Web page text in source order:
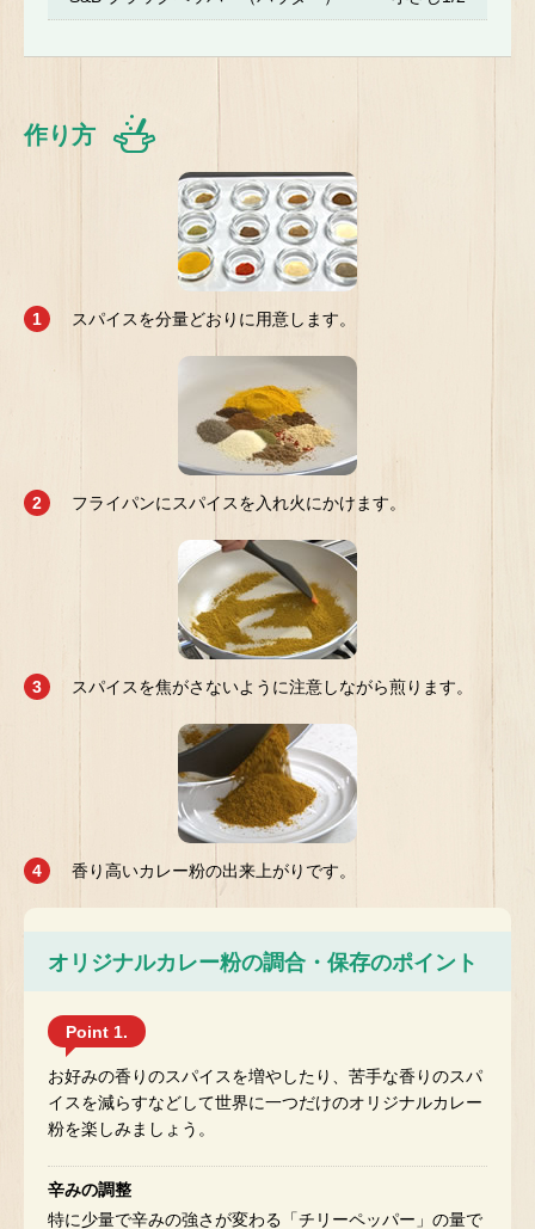
作り方
スパイスを分量どおりに用意します。
フライパンにスパイスを入れ火にかけます。
スパイスを焦がさないように注意しながら煎ります。
香り高いカレー粉の出来上がりです。
オリジナルカレー粉の調合・保存のポイント
Point 1.
お好みの香りのスパイスを増やしたり、苦手な香りのスパ
イスを減らすなどして世界に一つだけのオリジナルカレー
粉を楽しみましょう。
辛みの調整
特に少量で辛みの強さが変わる「チリーペッパー」の量で